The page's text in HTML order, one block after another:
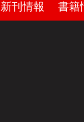
新刊情報 書籍